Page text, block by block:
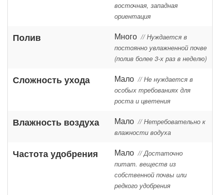
восточная, западная
ориентация
Полив Много // Нуждается в
постоянно увлажненной почве
(полив более 3-х раз в неделю)
Сложность ухода Мало // Не нуждается в
особых требованиях для
роста и цветения
Влажность воздуха Мало // Нетребовательно к
влажности водуха
Частота удобрения Мало // Достаточно
питат. веществ из
собственной почвы или
редкого удобрения